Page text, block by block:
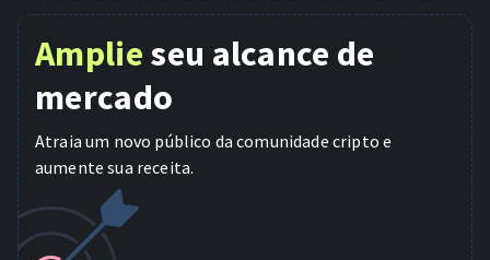
Amplie seu alcance de
mercado
Atraia um novo público da comunidade cripto e
aumente sua receita.